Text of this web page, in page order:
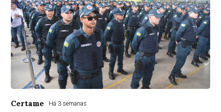
Certame Há 3 semanas